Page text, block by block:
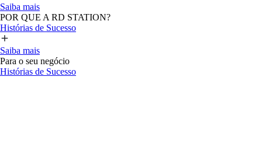
Saiba mais
POR QUE A RD STATION?
Histórias de Sucesso
Saiba mais
Para o seu negócio
Histórias de Sucesso